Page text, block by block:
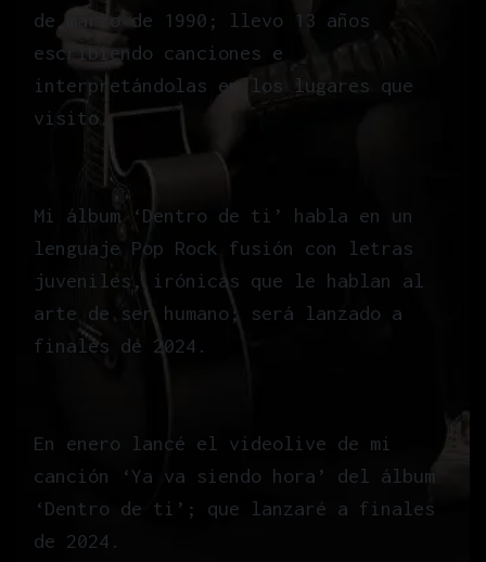
de marzo de 1990; llevo 13 años
escribiendo canciones e
interpretándolas en los lugares que
visito.
Mi álbum ‘Dentro de ti’ habla en un
lenguaje Pop Rock fusión con letras
juveniles, irónicas que le hablan al
arte de ser humano; será lanzado a
finales de 2024.
En enero lancé el videolive de mi
canción ‘Ya va siendo hora’ del álbum
‘Dentro de ti’; que lanzaré a finales
de 2024.